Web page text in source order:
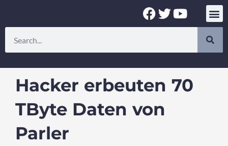
springen
F
a
e
b
o
k
T
w
t
t
r
Y
o
t
u
b
e
Hacker erbeuten 70
TByte Daten von
Parler